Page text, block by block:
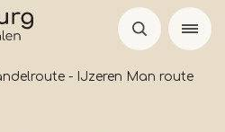
- IJzeren Man route